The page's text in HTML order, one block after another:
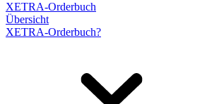
XETRA-Orderbuch
Übersicht
XETRA-Orderbuch?